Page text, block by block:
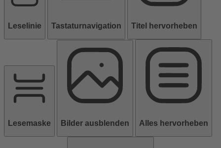
Leselinie Tastaturnavigation Titel hervorheben
Lesemaske Bilder ausblenden Alles hervorheben